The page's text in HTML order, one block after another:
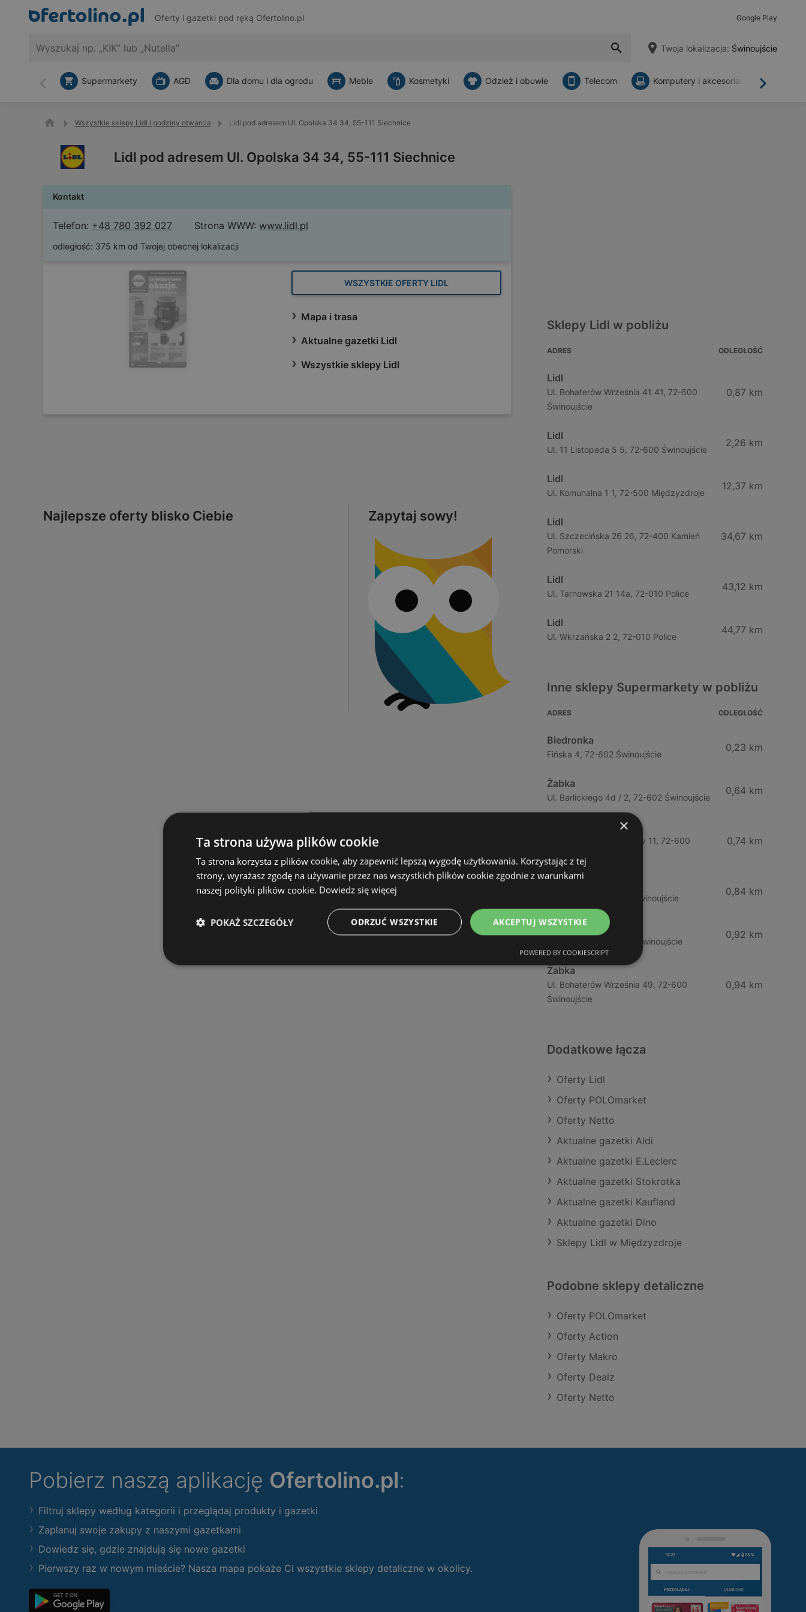
Oferty i gazetki pod ręką Ofertolino.pl Google Play
Twoja lokalizacja: Świnoujście
Wstecz Dalej
Supermarkety AGD Dla domu i dla ogrodu Meble Kosmetyki Odzież i obuwie Telecom Komputery i akcesoria
Wszystkie sklepy Lidl i godziny otwarcia Lidl pod adresem Ul. Opolska 34 34, 55-111 Siechnice
Lidl pod adresem Ul. Opolska 34 34, 55-111 Siechnice
Kontakt
Telefon: +48 780 392 027 Strona WWW: www.lidl.pl
odległość: 375 km od Twojej obecnej lokalizacji
WSZYSTKIE OFERTY LIDL
Mapa i trasa
Aktualne gazetki Lidl
Wszystkie sklepy Lidl
Najlepsze oferty blisko Ciebie Zapytaj sowy!
Sklepy Lidl w pobliżu
ADRES ODLEGŁOŚĆ
Lidl
Ul. Bohaterów Września 41 41, 72-600
Świnoujście
0,87 km
Lidl
Ul. 11 Listopada 5 5, 72-600 Świnoujście
2,26 km
Lidl
Ul. Komunalna 1 1, 72-500 Międzyzdroje
12,37 km
Lidl
Ul. Szczecińska 26 26, 72-400 Kamień
Pomorski
34,67 km
Lidl
Ul. Tarnowska 21 14a, 72-010 Police
43,12 km
Lidl
Ul. Wkrzańska 2 2, 72-010 Police
44,77 km
Inne sklepy Supermarkety w pobliżu
ADRES ODLEGŁOŚĆ
Biedronka
Fińska 4, 72-602 Świnoujście
0,23 km
Żabka
Ul. Barlickiego 4d / 2, 72-602 Świnoujście
0,64 km
Wybrzeze Władysława Iv 11, 72-600
0,74 km
Chrobrego 9, 72-600 Świnoujście
0,84 km
ABC
Barlickiego, 4, 72-600 Świnoujście
0,92 km
Żabka
Ul. Bohaterów Września 49, 72-600
Świnoujście
0,94 km
Dodatkowe łącza
Oferty Lidl
Oferty POLOmarket
Oferty Netto
Aktualne gazetki Aldi
Aktualne gazetki E.Leclerc
Aktualne gazetki Stokrotka
Aktualne gazetki Kaufland
Aktualne gazetki Dino
Sklepy Lidl w Międzyzdroje
Podobne sklepy detaliczne
Oferty POLOmarket
Oferty Action
Oferty Makro
Oferty Dealz
Oferty Netto
Pobierz naszą aplikację Ofertolino.pl:
Filtruj sklepy według kategorii i przeglądaj produkty i gazetki
Zaplanuj swoje zakupy z naszymi gazetkami
Dowiedz się, gdzie znajdują się nowe gazetki
Pierwszy raz w nowym mieście? Nasza mapa pokaże Ci wszystkie sklepy detaliczne w okolicy.
×
Ta strona używa plików cookie
Ta strona korzysta z plików cookie, aby zapewnić lepszą wygodę użytkowania. Korzystając z tej
strony, wyrażasz zgodę na używanie przez nas wszystkich plików cookie zgodnie z warunkami
naszej polityki plików cookie. Dowiedz się więcej
AKCEPTUJ WSZYSTKIE
ODRZUĆ WSZYSTKIE
POKAŻ SZCZEGÓŁY
POWERED BY COOKIESCRIPT